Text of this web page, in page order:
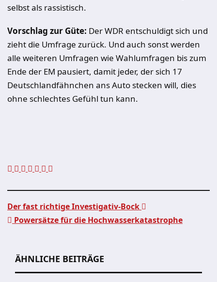
selbst als rassistisch.
Vorschlag zur Güte: Der WDR entschuldigt sich und
zieht die Umfrage zurück. Und auch sonst werden
alle weiteren Umfragen wie Wahlumfragen bis zum
Ende der EM pausiert, damit jeder, der sich 17
Deutschlandfähnchen ans Auto stecken will, dies
ohne schlechtes Gefühl tun kann.
Der fast richtige Investigativ-Bock
Powersätze für die Hochwasserkatastrophe
ÄHNLICHE BEITRÄGE